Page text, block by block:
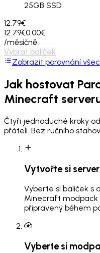
25GB SSD
12.79€
12.79€0.00€
/měsíčně
Vybrat balíček
Zobrazit porovnání
Jak hostovat
Minecraft
Čtyři jednoduché kroky
přáteli. Bez ručního
Vytvořte si server
Vyberte si balíček s
Minecraft modpack
připravený během
Vyberte si